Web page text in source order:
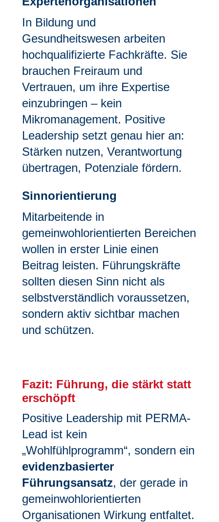
In Bildung und
Gesundheitswesen arbeiten
hochqualifizierte Fachkräfte. Sie
brauchen Freiraum und
Vertrauen, um ihre Expertise
einzubringen – kein
Mikromanagement. Positive
Leadership setzt genau hier an:
Stärken nutzen, Verantwortung
übertragen, Potenziale fördern.
Sinnorientierung
Mitarbeitende in
gemeinwohlorientierten Bereichen
wollen in erster Linie einen
Beitrag leisten. Führungskräfte
sollten diesen Sinn nicht als
selbstverständlich voraussetzen,
sondern aktiv sichtbar machen
und schützen.
Fazit: Führung, die stärkt statt
erschöpft
Positive Leadership mit PERMA-
Lead ist kein
„Wohlfühlprogramm“, sondern ein
evidenzbasierter
Führungsansatz, der gerade in
gemeinwohlorientierten
Organisationen Wirkung entfaltet.